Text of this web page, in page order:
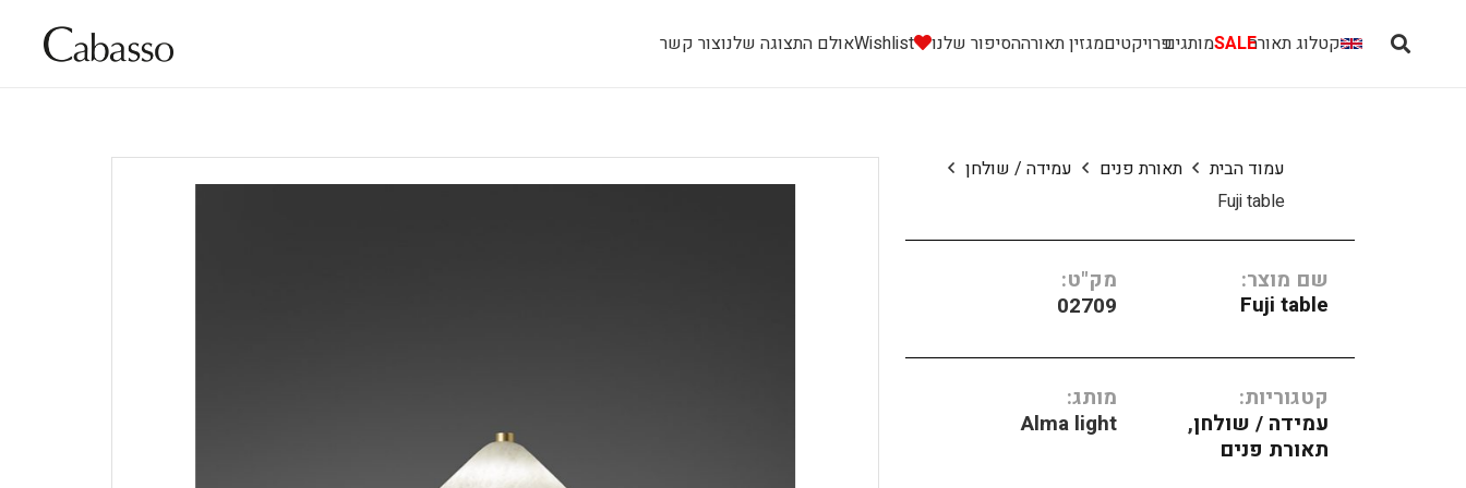
קטלוג תאורהSALEמותגיםפרויקטיםמגזין תאורההסיפור שלנו Wishlistאולם התצוגה שלנוצור קשר
עמוד הבית תאורת פנים
עמידה / שולחן
Fuji table
שם מוצר:
Fuji table
מק"ט:
02709
קטגוריות:
עמידה / שולחן,
תאורת פנים
מותג:
Alma light